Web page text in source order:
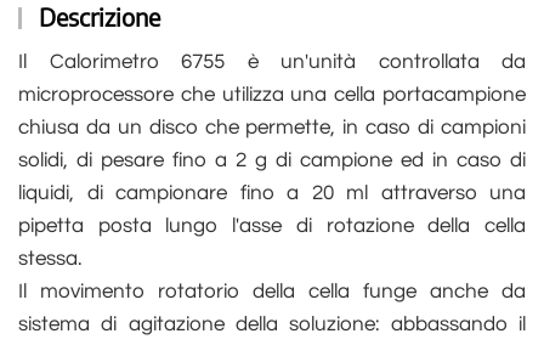
Descrizione
Il Calorimetro 6755 è un'unità controllata da
microprocessore che utilizza una cella portacampione
chiusa da un disco che permette, in caso di campioni
solidi, di pesare fino a 2 g di campione ed in caso di
liquidi, di campionare fino a 20 ml attraverso una
pipetta posta lungo l'asse di rotazione della cella
stessa.
Il movimento rotatorio della cella funge anche da
sistema di agitazione della soluzione: abbassando il